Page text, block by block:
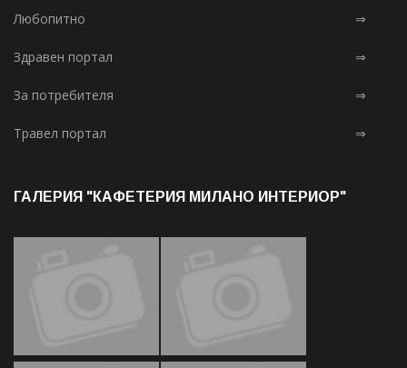
Любопитно ⇒
Здравен портал ⇒
За потребителя ⇒
Травел портал ⇒
ГАЛЕРИЯ "КАФЕТЕРИЯ МИЛАНО ИНТЕРИОР"